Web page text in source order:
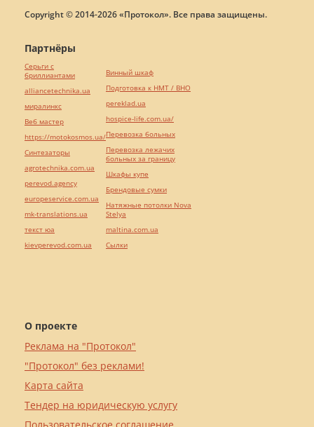
Copyright © 2014-2026 «Протокол». Все права защищены.
О проекте
Реклама на "Протокол"
"Протокол" без реклами!
Карта сайта
Тендер на юридическую услугу
Партнёры
Серьги с
бриллиантами
alliancetechnika.ua
миралинкс
Веб мастер
https://motokosmos.ua/
Синтезаторы
agrotechnika.com.ua
perevod.agency
europeservice.com.ua
mk-translations.ua
текст юа
kievperevod.com.ua
Винный шкаф
Подготовка к НМТ / ВНО
pereklad.ua
hospice-life.com.ua/
Перевозка больных
Перевозка лежачих
больных за границу
Шкафы купе
Брендовые сумки
Натяжные потолки Nova
Stelya
maltina.com.ua
Cылки